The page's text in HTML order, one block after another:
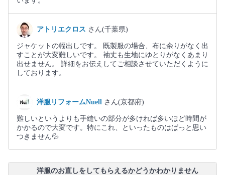
アトリエクロス さん(千葉県)
ジャケットの幅出しです。 既製服の場合、布に余りがなく出
すことが大変難しいです。 袖丈も生地にゆとりがなくあまり
出せません。 詳細をお伝えしてご相談させていただくように
しております。
洋服リフォームNuell さん(京都府)
難しいというよりも手縫いの部分が多ければ多いほど時間が
かかるので大変です。特にこれ、といったものはぱっと思い
つきません💦
洋服のお直しをしてもらえるかどうかわかりません